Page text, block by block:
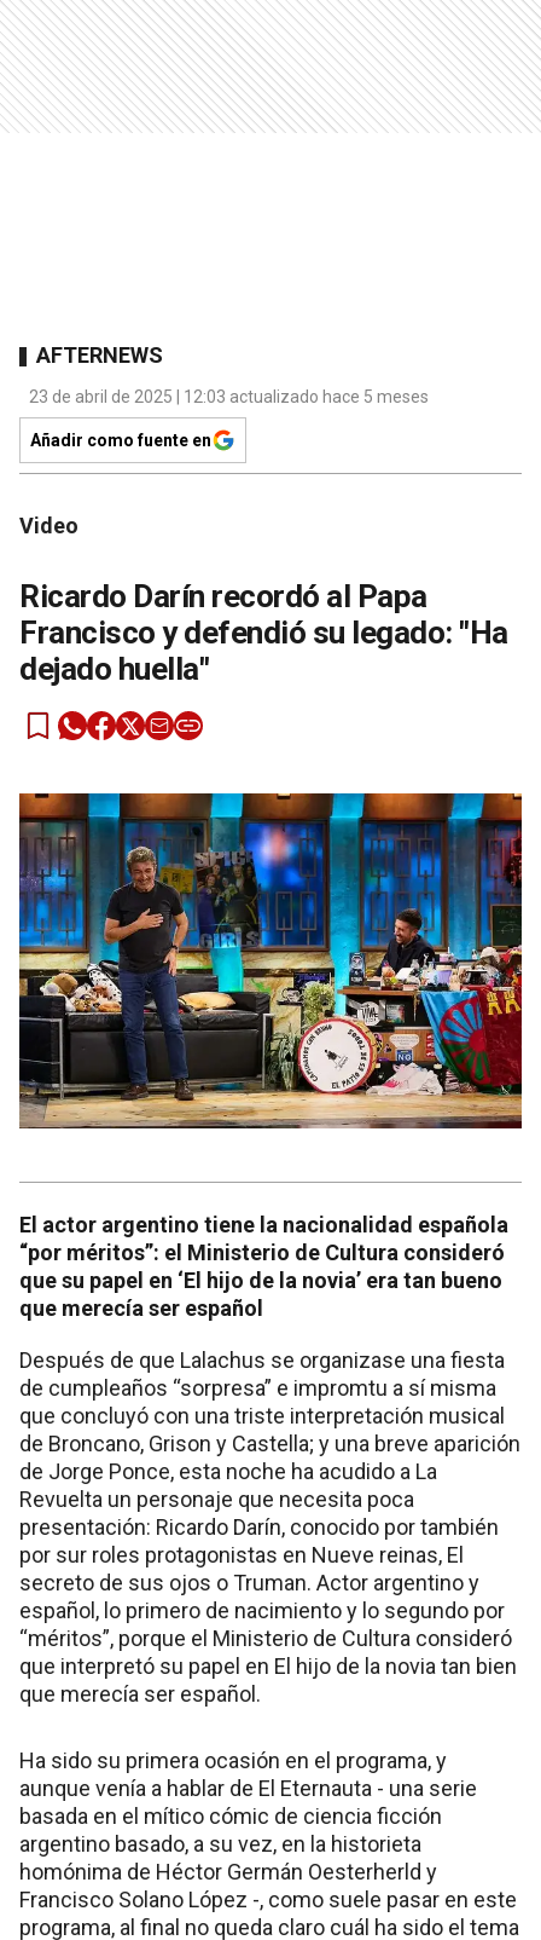
AFTERNEWS
23 de abril de 2025 | 12:03 actualizado hace 5 meses
Añadir como fuente en
Video
Ricardo Darín recordó al Papa
Francisco y defendió su legado: "Ha
dejado huella"
El actor argentino tiene la nacionalidad española
“por méritos”: el Ministerio de Cultura consideró
que su papel en ‘El hijo de la novia’ era tan bueno
que merecía ser español
Después de que Lalachus se organizase una fiesta
de cumpleaños “sorpresa” e impromtu a sí misma
que concluyó con una triste interpretación musical
de Broncano, Grison y Castella; y una breve aparición
de Jorge Ponce, esta noche ha acudido a La
Revuelta un personaje que necesita poca
presentación: Ricardo Darín, conocido por también
por sur roles protagonistas en Nueve reinas, El
secreto de sus ojos o Truman. Actor argentino y
español, lo primero de nacimiento y lo segundo por
“méritos”, porque el Ministerio de Cultura consideró
que interpretó su papel en El hijo de la novia tan bien
que merecía ser español.
Ha sido su primera ocasión en el programa, y
aunque venía a hablar de El Eternauta - una serie
basada en el mítico cómic de ciencia ficción
argentino basado, a su vez, en la historieta
homónima de Héctor Germán Oesterherld y
Francisco Solano López -, como suele pasar en este
programa, al final no queda claro cuál ha sido el tema